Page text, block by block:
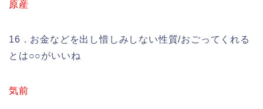
原産
16．お金などを出し惜しみしない性質/おごってくれる
とは○○がいいね
気前